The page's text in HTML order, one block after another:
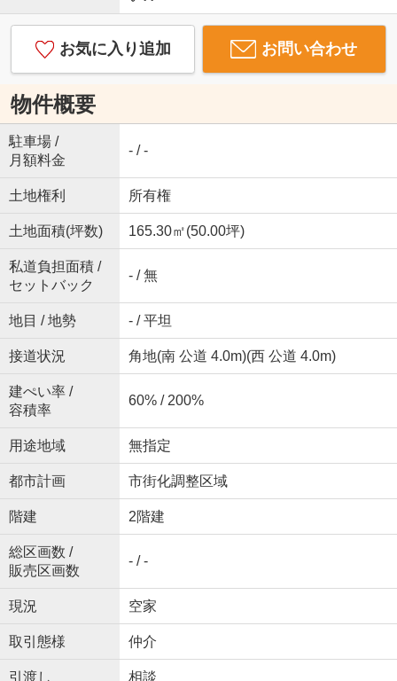
お気に入り追加 お問い合わせ
物件概要
駐車場 /
月額料金
- / -
土地権利 所有権
土地面積(坪数) 165.30㎡(50.00坪)
私道負担面積 /
セットバック
- / 無
地目 / 地勢 - / 平坦
接道状況 角地(南 公道 4.0m)(西 公道 4.0m)
建ぺい率 /
容積率
60% / 200%
用途地域 無指定
都市計画 市街化調整区域
階建 2階建
総区画数 /
販売区画数
- / -
現況 空家
取引態様 仲介
引渡し 相談